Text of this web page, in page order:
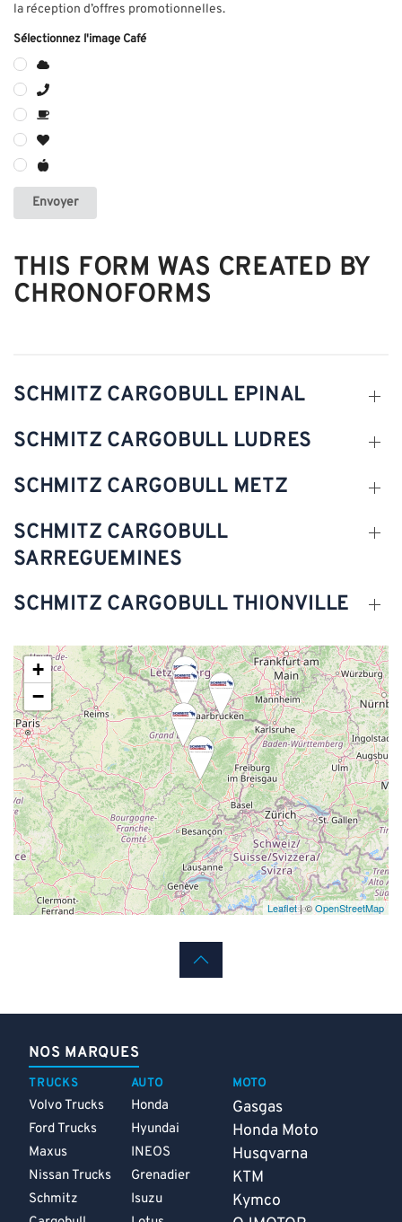
la réception d’offres promotionnelles.
Sélectionnez l'image Café
Envoyer
THIS FORM WAS CREATED BY
CHRONOFORMS
SCHMITZ CARGOBULL EPINAL
SCHMITZ CARGOBULL LUDRES
SCHMITZ CARGOBULL METZ
SCHMITZ CARGOBULL
SARREGUEMINES
SCHMITZ CARGOBULL THIONVILLE
+
−
Leaflet| ©OpenStreetMap
NOS MARQUES
TRUCKS
Volvo Trucks
Ford Trucks
Maxus
Nissan Trucks
Schmitz
AUTO
Honda
Hyundai
INEOS
Grenadier
Isuzu
MOTO
Gasgas
Honda Moto
Husqvarna
KTM
Kymco